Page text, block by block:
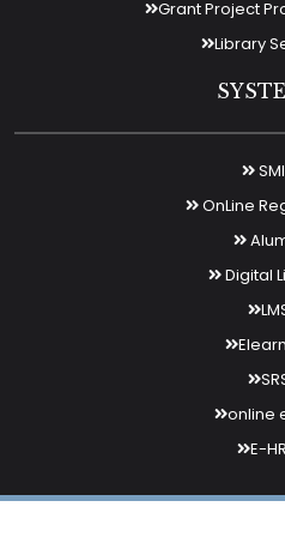
Grant Project
Library
OnLine
Digital
online
E-